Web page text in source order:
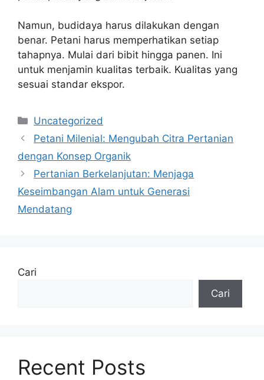
Namun, budidaya harus dilakukan dengan
benar. Petani harus memperhatikan setiap
tahapnya. Mulai dari bibit hingga panen. Ini
untuk menjamin kualitas terbaik. Kualitas yang
sesuai standar ekspor.
Kategori
Uncategorized
Petani Milenial: Mengubah Citra Pertanian
dengan Konsep Organik
Pertanian Berkelanjutan: Menjaga
Keseimbangan Alam untuk Generasi
Mendatang
Cari
Cari
Recent Posts